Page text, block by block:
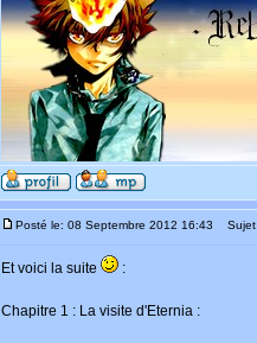
Posté le: 08 Septembre 2012 16:43 Sujet
Et voici la suite :
Chapitre 1 : La visite d'Eternia :